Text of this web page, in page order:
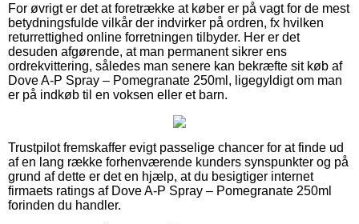
For øvrigt er det at foretrække at køber er på vagt for de mest
betydningsfulde vilkår der indvirker på ordren, fx hvilken
returrettighed online forretningen tilbyder. Her er det
desuden afgørende, at man permanent sikrer ens
ordrekvittering, således man senere kan bekræfte sit køb af
Dove A-P Spray – Pomegranate 250ml, ligegyldigt om man
er på indkøb til en voksen eller et barn.
Trustpilot fremskaffer evigt passelige chancer for at finde ud
af en lang række forhenværende kunders synspunkter og på
grund af dette er det en hjælp, at du besigtiger internet
firmaets ratings af Dove A-P Spray – Pomegranate 250ml
forinden du handler.